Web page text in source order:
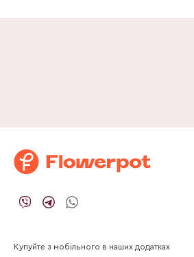
Купуйте з мобільного в наших додатках